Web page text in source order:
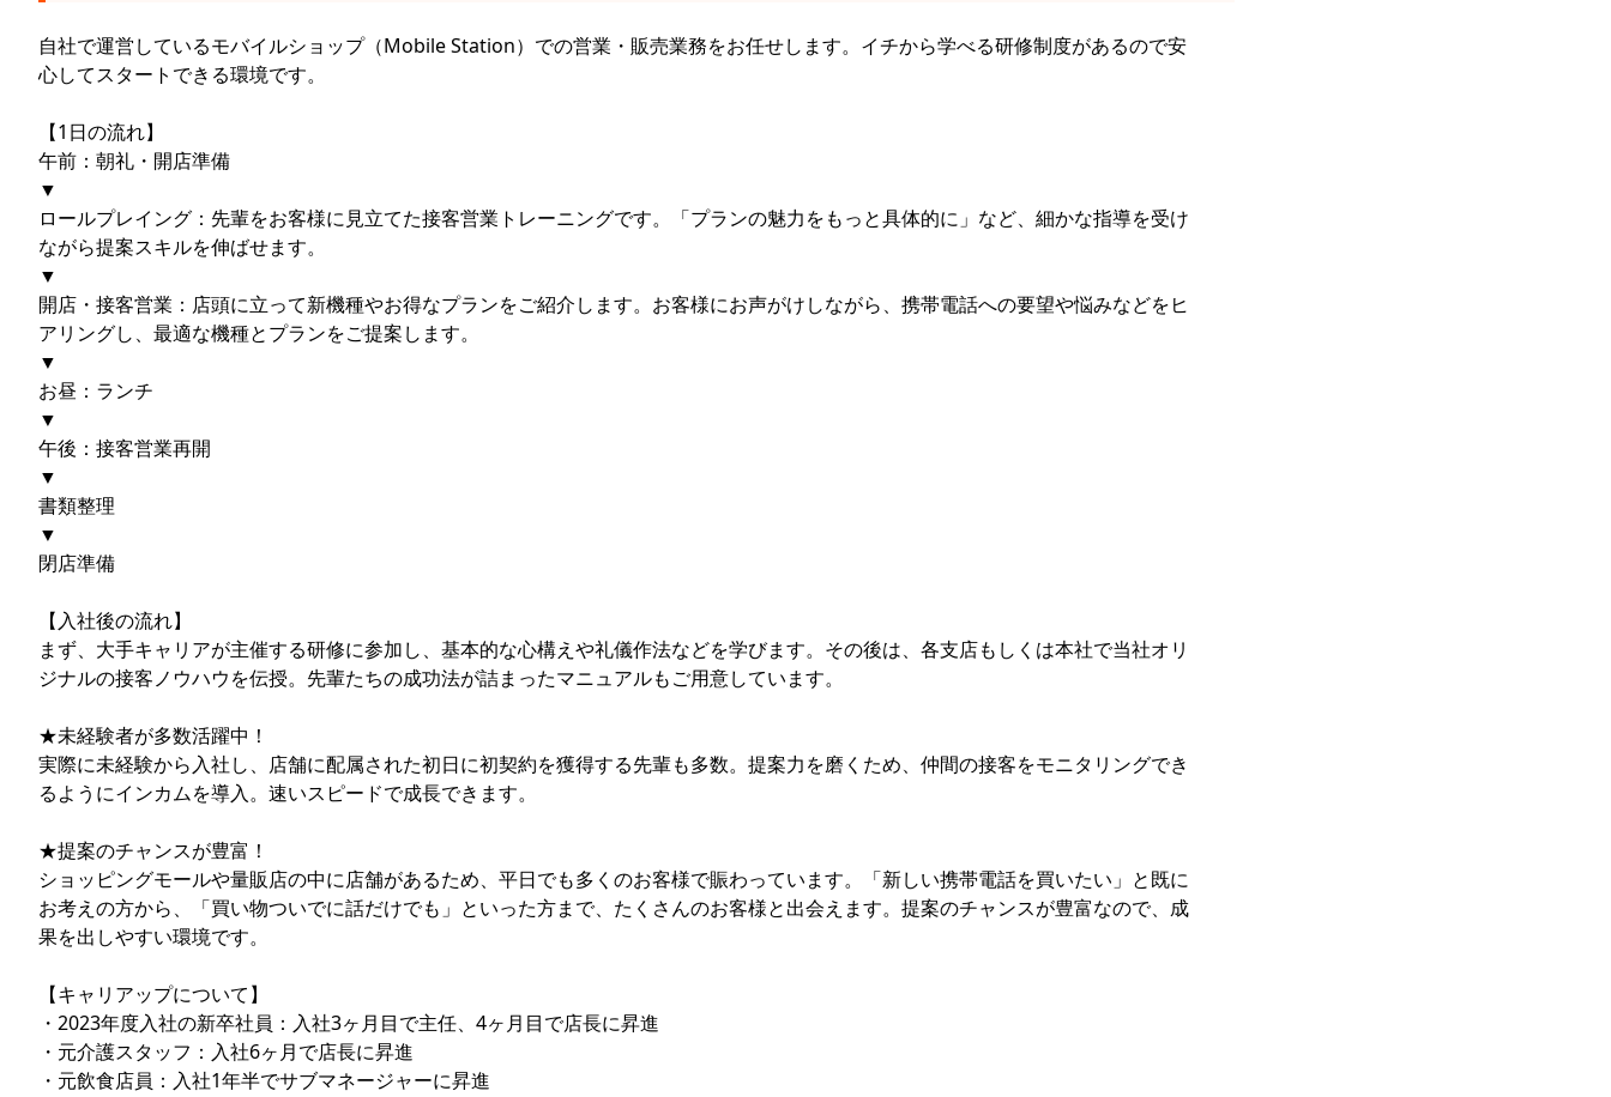
自社で運営しているモバイルショップ（Mobile Station）での営業・販売業務をお任せします。イチから学べる研修制度があるので安
心してスタートできる環境です。
【1日の流れ】
午前：朝礼・開店準備
▼
ロールプレイング：先輩をお客様に見立てた接客営業トレーニングです。「プランの魅力をもっと具体的に」など、細かな指導を受け
ながら提案スキルを伸ばせます。
▼
開店・接客営業：店頭に立って新機種やお得なプランをご紹介します。お客様にお声がけしながら、携帯電話への要望や悩みなどをヒ
アリングし、最適な機種とプランをご提案します。
▼
お昼：ランチ
▼
午後：接客営業再開
▼
書類整理
▼
閉店準備
【入社後の流れ】
まず、大手キャリアが主催する研修に参加し、基本的な心構えや礼儀作法などを学びます。その後は、各支店もしくは本社で当社オリ
ジナルの接客ノウハウを伝授。先輩たちの成功法が詰まったマニュアルもご用意しています。
★未経験者が多数活躍中！
実際に未経験から入社し、店舗に配属された初日に初契約を獲得する先輩も多数。提案力を磨くため、仲間の接客をモニタリングでき
るようにインカムを導入。速いスピードで成⻑できます。
★提案のチャンスが豊富！
ショッピングモールや量販店の中に店舗があるため、平日でも多くのお客様で賑わっています。「新しい携帯電話を買いたい」と既に
お考えの方から、「買い物ついでに話だけでも」といった方まで、たくさんのお客様と出会えます。提案のチャンスが豊富なので、成
果を出しやすい環境です。
【キャリアップについて】
・2023年度入社の新卒社員：入社3ヶ月目で主任、4ヶ月目で店⻑に昇進
・元介護スタッフ：入社6ヶ月で店⻑に昇進
・元飲食店員：入社1年半でサブマネージャーに昇進